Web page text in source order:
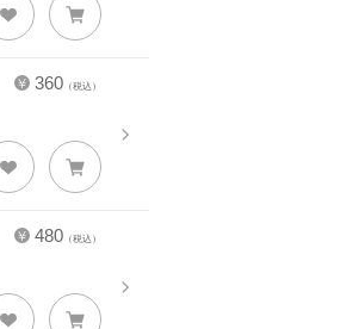
360 （税込）
480 （税込）